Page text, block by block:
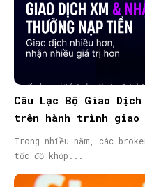
Câu Lạc Bộ Giao
trên hành trình giao
Trong nhiều năm, các
tốc độ khớp...